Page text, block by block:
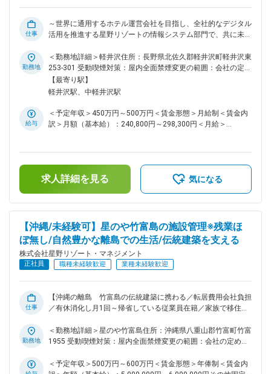
ンバーやプロジェクト支援チームと連携しながら業務を進めま
す。 チャット・電話・メールによる相談体制に加え、月1回の
ローを受けられる環境です。 ■働き方 函館・白老・小樽の3施
設を主担当として、週単位で計画的に巡回します。自身でスケ
ジュールを組み立てながら業務を進めるため、見通しを持って
働くことが可能です。現地対応が不要な日は在宅勤務（月9日
支給します。 変更の範囲：会社の定める業務
仕事
～世界に通用するホテル運営会社を目指し、全社的なデジタル
活用を推進する星野リゾートの情報システム部門で、共に未来
環境運用保守リーダー」は、その中核を担う重要な役割です。
事業成長の根幹であるマルチクラウド（AWS・GCP・Azure）
環境において、障害を未然に防ぐプロアクティブな安定供給機
能（守り）を盤石なものにしつつ、コスト最適化やプロセス改
ます。インフラ、開発、ビジネス部門など、多様なステークホ
ルダーと連携しながら、当社のクラウド活用の未来を共に創造
し、以下の領域を横断して安定稼働と継続的な改善活動を推進
していただきます。 ◎プロアクティブな安定運用の構築 ・
TerraformなどによるIaC管理と自動化の推進 ・OS・ミドルウ
ェアのバージョン管理およびアップデート計画の実行 ・
・障害発生時の迅速対応、原因分析、恒久対策の実施 ◎事業
成長を支える運用最適化 ・セキュリティ基準に沿ったクラウ
ド構成管理と効率的な脆弱性対応プロセスの構築 ・パフォー
マンス分析によるボトルネック可視化と改善提案 ◎FinOpsに
よる戦略的コスト最適化 ・利用料のモニタリングとコスト削
減施策の企画・実行 ・事業部と連携した予算管理とレポーテ
営の変革者”になるべく、これまでの常識にとらわれない新た
なリゾート運営の仕組みを築き独自の価値を創造していきたい
ム」「Gan-Hoな組織」をキーワードに顧客満足度、経常利
益、エコロジカルポイントについて具体的な数値目標を掲げ、
運営会社」を目指し、海外での事業運営にも挑戦し始めていま
す。 変更の範囲：会社の定める業務
勤務地
＜勤務地詳細＞軽井沢住所：長野県北佐久郡軽井沢町軽井沢東
253‐301 受動喫煙対策：屋内全面禁煙変更の範囲：会社の定め
る事業所
【最寄り駅】
軽井沢駅、中軽井沢駅
給与
＜予定年収＞450万円～500万円＜賃金形態＞月給制＜賃金内
訳＞月額（基本給）：240,800円～298,300円＜月給＞
を通じて上下する可能性があります。月給(月額)は固定手当を
含めた表記です。
求人詳細を見る 気になる
【沖縄/未経験可】星のや竹富島の施設管理※残業ほ
ぼ無し/自然豊かな離島での生活/伝統建築を支える
株式会社星野リゾート・マネジメント
正社員 職種未経験歓迎 業種未経験歓迎
仕事
【沖縄の離島 竹富島の伝統建築に携わる／転居費用会社負担
／有休消化し月1回～帰省している従業員在籍／家族で移住
豊かな竹富島で非日常生活／しっかりファシリティマネジメン
トの知見も身につく！ ★地元の方との接点も多く地域に根差
ンバーによるフォローあり〇 ■業務概要 星のや竹富島の施設
勤務地
＜勤務地詳細＞星のや竹富島住所：沖縄県八重山郡竹富町竹富
1955 受動喫煙対策：屋内全面禁煙変更の範囲：会社の定める
＜予定年収＞500万円～600万円＜賃金形態＞年俸制＜賃金内